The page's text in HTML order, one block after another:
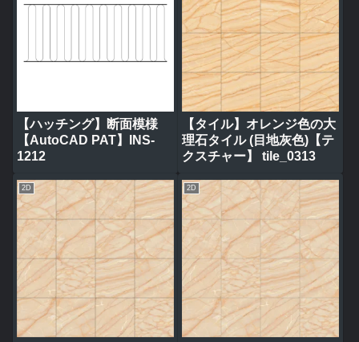
【ハッチング】断面模様
【AutoCAD PAT】INS-
1212
【タイル】オレンジ色の大
理石タイル (目地灰色)【テ
クスチャー】 tile_0313
2D 2D